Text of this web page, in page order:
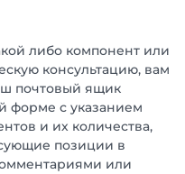
либо компонент или
консультацию, вам
почтовый ящик
форме с указанием
и их количества,
позиции в
или